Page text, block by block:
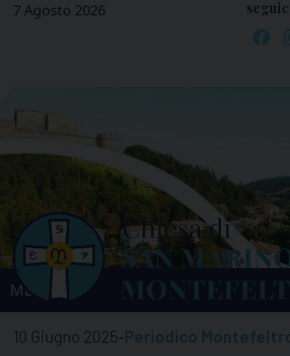
Skip7 Agosto 2026
MENU
10 Giugno 2025-Periodico